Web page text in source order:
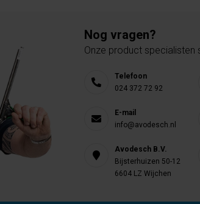
Nog vragen?
Onze product specialisten
Telefoon
024 372 72 92
E-mail
info@avodesch.nl
Avodesch B.V.
Bijsterhuizen 50-12
6604 LZ Wijchen